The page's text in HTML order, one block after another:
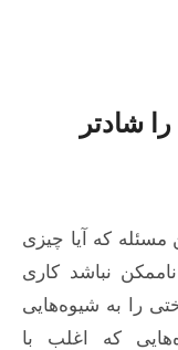
شادتر
مسئله که آیا چیزی
نباشد کاری
را به شیوه‌هایی
که اغلب با